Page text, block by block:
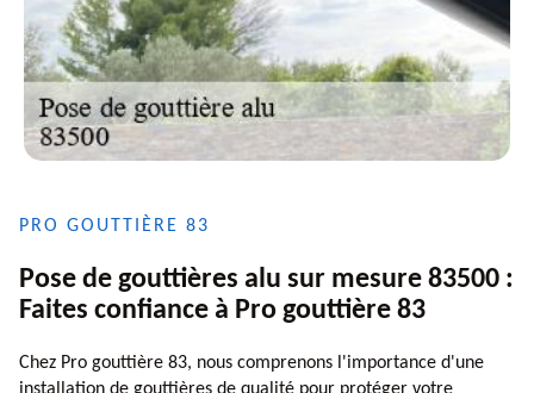
PRO GOUTTIÈRE 83
Pose de gouttières alu sur mesure 83500 :
Faites confiance à Pro gouttière 83
Chez Pro gouttière 83, nous comprenons l'importance d'une
installation de gouttières de qualité pour protéger votre